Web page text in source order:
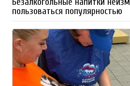
пользоваться популярностью